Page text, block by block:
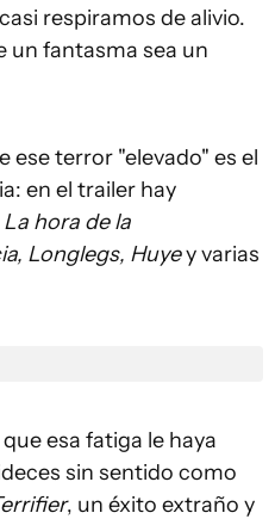
respiramos de alivio.
un fantasma sea un
ese terror "elevado" es el
en el trailer hay
hora de la
Longlegs, Huyey varias
esa fatiga le haya
sin sentido como
, un éxito extraño y